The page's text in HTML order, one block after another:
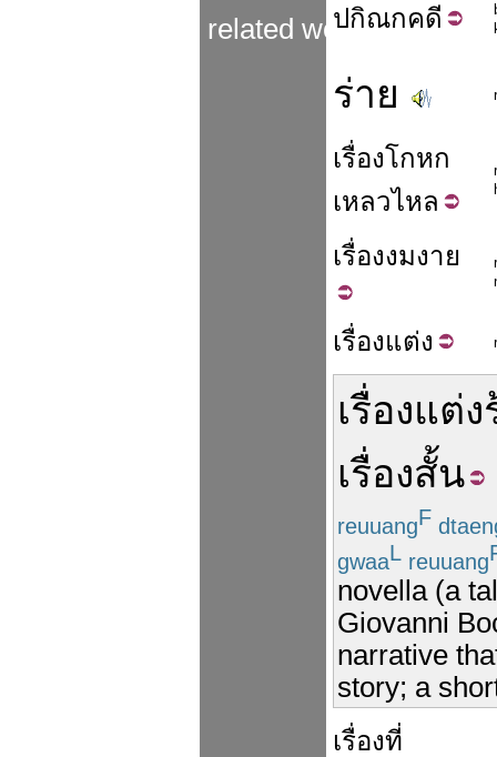
related words
ปกิณกคดี
ร่าย
เรื่องโกหก
เหลวไหล
เรื่องงมงาย
เรื่องแต่ง
เรื่องแต่ง
เรื่องสั้น
reuuangF
gwaaL reuuang
novella (a
Giovanni
narrative
story; a
เรื่องที่